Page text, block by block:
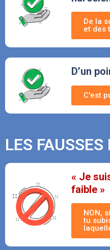
De la
et des
D’un
C'est
LES FAUSSES
« Je
faible »
NON,
tu